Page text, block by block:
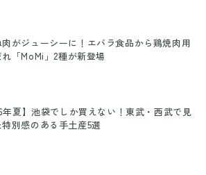
がジューシーに！エバラ食品から鶏焼肉用
れ「MoMi」2種が新登場
年夏】池袋でしか買えない！東武・西武で見
別感のある手土産5選